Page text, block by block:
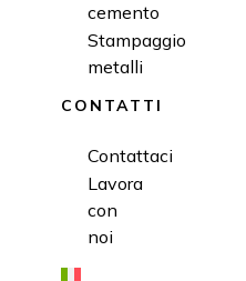
cemento
Stampaggio
metalli
CONTATTI
Contattaci
Lavora
con
noi